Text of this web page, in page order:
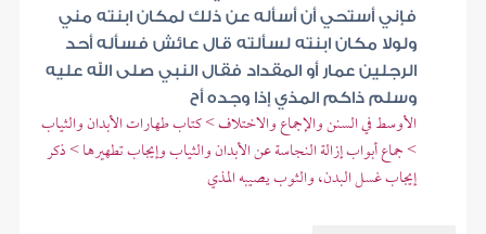
فإني أستحي أن أسأله عن ذلك لمكان ابنته مني
ولولا مكان ابنته لسألته قال عائش فسأله أحد
الرجلين عمار أو المقداد فقال النبي صلى الله عليه
وسلم ذاكم المذي إذا وجده أح
الأوسط في السنن والإجماع والاختلاف > كتاب طهارات الأبدان والثياب
> جماع أبواب إزالة النجاسة عن الأبدان والثياب وإيجاب تطهيرها > ذكر
إيجاب غسل البدن، والثوب يصيبه المذي